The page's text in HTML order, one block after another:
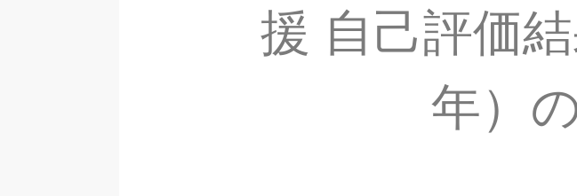
援 自己評価
年）